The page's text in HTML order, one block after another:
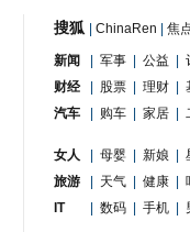
搜狐 ChinaRen 焦
新闻 军事 公益
财经
股票 理财
汽车
购车 家居
女人 母婴 新娘
旅游
天气 健康
IT
数码 手机